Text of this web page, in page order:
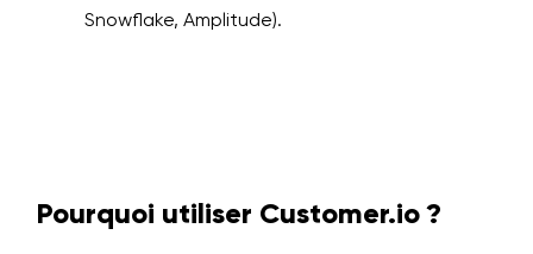
Snowflake, Amplitude).
Pourquoi utiliser Customer.io ?